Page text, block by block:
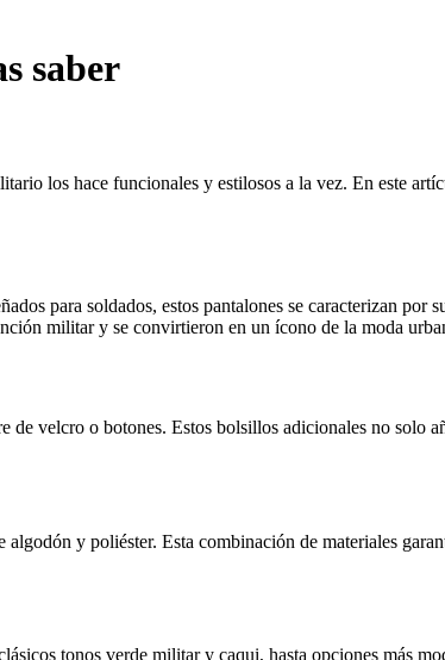
saber
los hace funcionales y estilosos a la vez. En este
para soldados, estos pantalones se caracterizan
militar y se convirtieron en un ícono de la moda
de velcro o botones. Estos bolsillos adicionales no
y poliéster. Esta combinación de materiales
tonos verde militar y caqui, hasta opciones más